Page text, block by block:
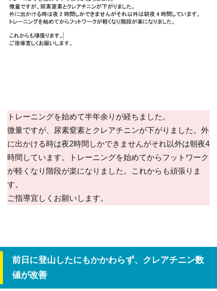
トレーニングを始めて半年余りが経ちました。
微量ですが、尿素窒素とクレアチニンが下がりました。外
に出かける時は夜2時間しかできませんがそれ以外は朝夜4
時間しています。トレーニングを始めてからフットワーク
が軽くなり階段が楽になりました。これからも頑張りま
す。
ご指導宜しくお願いします。
前日に登山したにもかかわらず、クレアチニン数
値が改善